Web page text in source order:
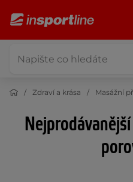
Zdraví a krása Masážní